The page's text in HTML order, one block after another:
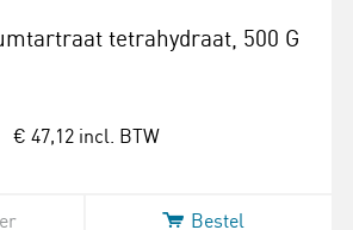
tetrahydraat, 500 G
€ 47,12 incl. BTW
Bestel